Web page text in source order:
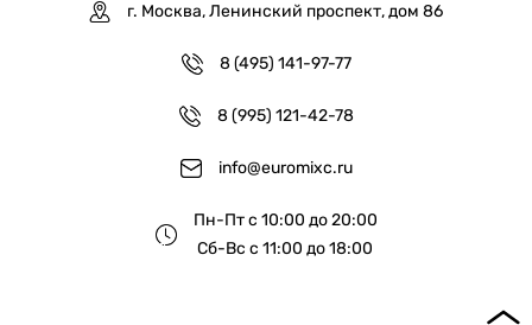
г. Москва, Ленинский проспект, дом 86
8 (495) 141-97-77
8 (995) 121-42-78
info@euromixc.ru
Пн-Пт с 10:00 до 20:00
Сб-Вс с 11:00 до 18:00